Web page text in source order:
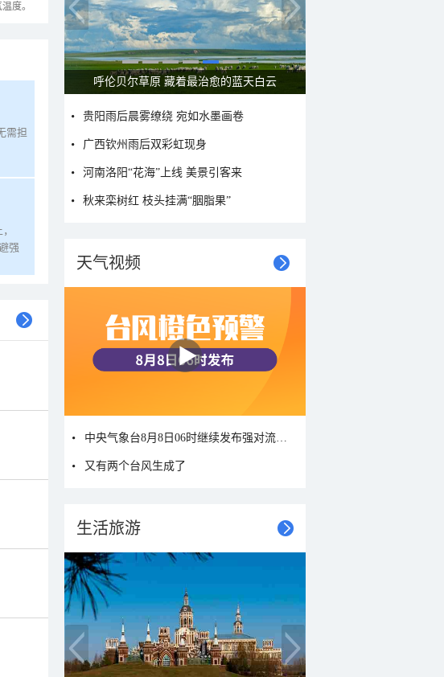
度。
需担
强
一组图感受水中消暑快乐瞬间
贵阳雨后晨雾缭绕 宛如水墨画卷
广西钦州雨后双彩虹现身
河南洛阳“花海”上线 美景引客来
秋来栾树红 枝头挂满“胭脂果”
天气视频
又有两个台风生成了
生活旅游